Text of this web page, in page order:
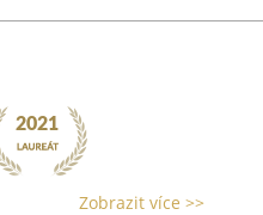
Zobrazit více >>